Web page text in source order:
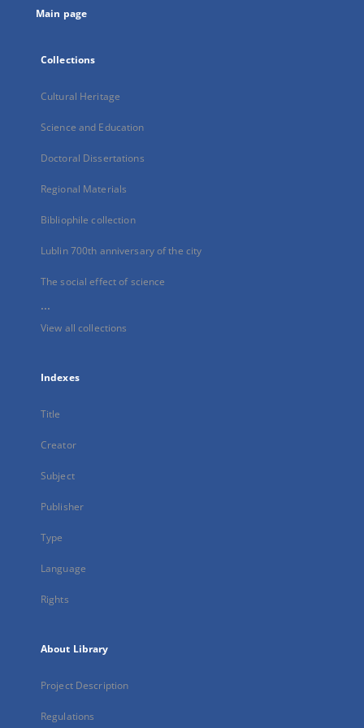
Main page
Collections
Cultural Heritage
Science and Education
Doctoral Dissertations
Regional Materials
Bibliophile collection
Lublin 700th anniversary of the city
The social effect of science
...
View all collections
Indexes
Title
Creator
Subject
Publisher
Type
Language
Rights
About Library
Project Description
Regulations